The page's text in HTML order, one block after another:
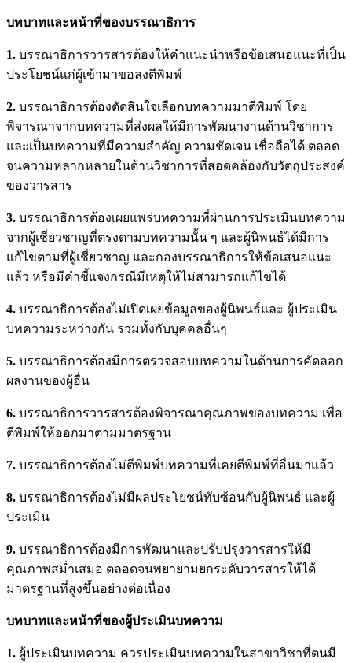
บทบาทและหน้าที่ของบรรณาธิการ
1. บรรณาธิการวารสารต้องให้คำแนะนำหรือข้อเสนอแนะที่เป็น
ประโยชน์แก่ผู้เข้ามาขอลงตีพิมพ์
2. บรรณาธิการต้องตัดสินใจเลือกบทความมาตีพิมพ์ โดย
พิจารณาจากบทความที่ส่งผลให้มีการพัฒนางานด้านวิชาการ
และเป็นบทความที่มีความสำคัญ ความชัดเจน เชื่อถือได้ ตลอด
จนความหลากหลายในด้านวิชาการที่สอดคล้องกับวัตถุประสงค์
ของวารสาร
3. บรรณาธิการต้องเผยแพร่บทความที่ผ่านการประเมินบทความ
จากผู้เชี่ยวชาญที่ตรงตามบทความนั้น ๆ และผู้นิพนธ์ได้มีการ
แก้ไขตามที่ผู้เชี่ยวชาญ และกองบรรณาธิการให้ข้อเสนอแนะ
แล้ว หรือมีคำชี้แจงกรณีมีเหตุให้ไม่สามารถแก้ไขได้
4. บรรณาธิการต้องไม่เปิดเผยข้อมูลของผู้นิพนธ์และ ผู้ประเมิน
บทความระหว่างกัน รวมทั้งกับบุคคลอื่นๆ
5. บรรณาธิการต้องมีการตรวจสอบบทความในด้านการคัดลอก
ผลงานของผู้อื่น
6. บรรณาธิการวารสารต้องพิจารณาคุณภาพของบทความ เพื่อ
ตีพิมพ์ให้ออกมาตามมาตรฐาน
7. บรรณาธิการต้องไม่ตีพิมพ์บทความที่เคยตีพิมพ์ที่อื่นมาแล้ว
8. บรรณาธิการต้องไม่มีผลประโยชน์ทับซ้อนกับผู้นิพนธ์ และผู้
ประเมิน
9. บรรณาธิการต้องมีการพัฒนาและปรับปรุงวารสารให้มี
คุณภาพสม่ำเสมอ ตลอดจนพยายามยกระดับวารสารให้ได้
มาตรฐานที่สูงขึ้นอย่างต่อเนื่อง
บทบาทและหน้าที่ของผู้ประเมินบทความ
1. ผู้ประเมินบทความ ควรประเมินบทความในสาขาวิชาที่ตนมี